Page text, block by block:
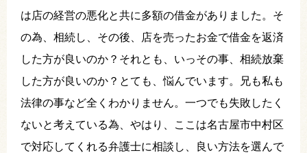
は店の経営の悪化と共に多額の借金がありました。そ
の為、相続し、その後、店を売ったお金で借金を返済
した方が良いのか？それとも、いっその事、相続放棄
した方が良いのか？とても、悩んでいます。兄も私も
法律の事など全くわかりません。一つでも失敗したく
ないと考えている為、やはり、ここは名古屋市中村区
で対応してくれる弁護士に相談し、良い方法を選んで